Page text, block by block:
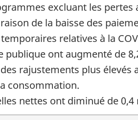
excluant les
de la baisse des
relatives à la
publique ont augmenté de
rajustements plus
consommation.
nettes ont diminué de